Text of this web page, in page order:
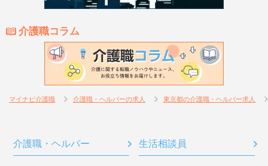
介護職コラム
マイナビ介護職 介護職・ヘルパーの求人 東京都の介護職・ヘルパー求人
介護職・ヘルパー 生活相談員